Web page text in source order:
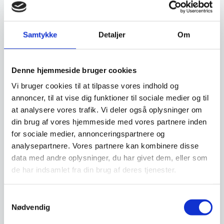
Samtykke Detaljer Om
Denne hjemmeside bruger cookies
Vi bruger cookies til at tilpasse vores indhold og
annoncer, til at vise dig funktioner til sociale medier og til
at analysere vores trafik. Vi deler også oplysninger om
din brug af vores hjemmeside med vores partnere inden
for sociale medier, annonceringspartnere og
analysepartnere. Vores partnere kan kombinere disse
data med andre oplysninger, du har givet dem, eller som
de har indsamlet fra din brug af deres tjenester.
Nødvendig
Har du spørgsmål til varen? Klik her
Vi prismatcher - Klik her
Relaterede varer
SPAR 44%